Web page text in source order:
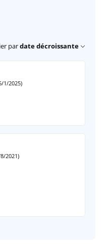
pardate décroissante
1/2025)
2021)